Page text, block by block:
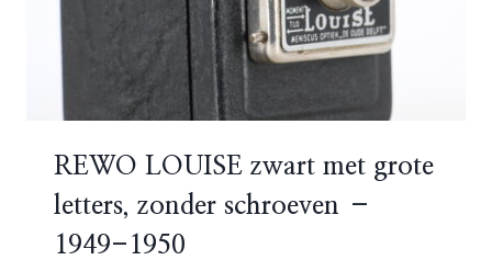
REWO LOUISE zwart met grote
letters, zonder schroeven –
1949-1950